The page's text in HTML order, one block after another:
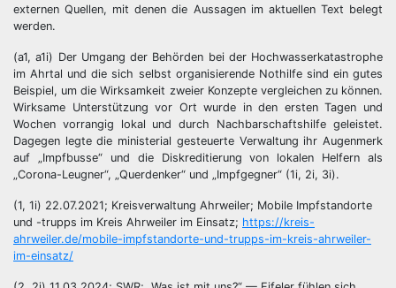
externen Quellen, mit denen die Aussagen im aktuellen Text belegt
werden.
(a1, a1i) Der Umgang der Behörden bei der Hochwasserkatastrophe
im Ahrtal und die sich selbst organisierende Nothilfe sind ein gutes
Beispiel, um die Wirksamkeit zweier Konzepte vergleichen zu können.
Wirksame Unterstützung vor Ort wurde in den ersten Tagen und
Wochen vorrangig lokal und durch Nachbarschaftshilfe geleistet.
Dagegen legte die ministerial gesteuerte Verwaltung ihr Augenmerk
auf „Impfbusse“ und die Diskreditierung von lokalen Helfern als
„Corona-Leugner“, „Querdenker“ und „Impfgegner“ (1i, 2i, 3i).
(1, 1i) 22.07.2021; Kreisverwaltung Ahrweiler; Mobile Impfstandorte
und -trupps im Kreis Ahrweiler im Einsatz; https://kreis-
ahrweiler.de/mobile-impfstandorte-und-trupps-im-kreis-ahrweiler-
im-einsatz/